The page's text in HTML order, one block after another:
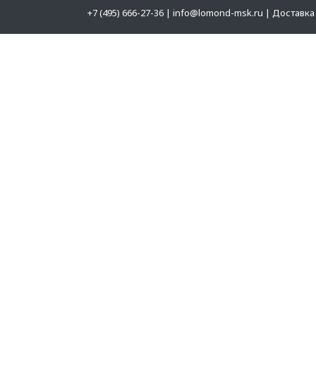
+7 (495) 666-27-36| info@lomond-msk.ru |